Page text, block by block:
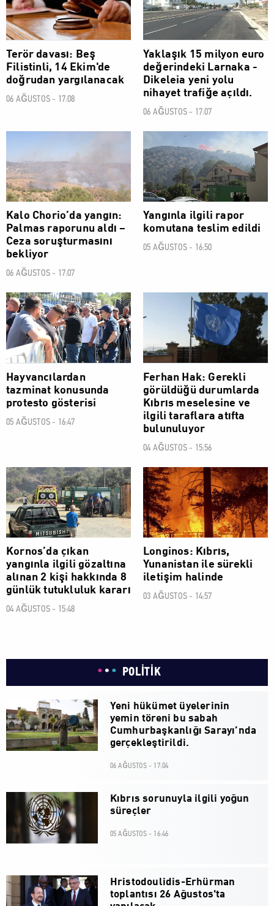
Terör davası: Beş
Filistinli, 14 Ekim'de
doğrudan yargılanacak
06 AĞUSTOS - 17:08
Yaklaşık 15 milyon euro
değerindeki Larnaka -
Dikeleia yeni yolu
nihayet trafiğe açıldı.
06 AĞUSTOS - 17:07
Kalo Chorio’da yangın:
Palmas raporunu aldı –
Ceza soruşturmasını
bekliyor
06 AĞUSTOS - 17:07
SOSYAL
Yangınla ilgili rapor
komutana teslim edildi
05 AĞUSTOS - 16:50
SOSYAL
Hayvancılardan
tazminat konusunda
protesto gösterisi
05 AĞUSTOS - 16:47
SOSYAL
Ferhan Hak: Gerekli
görüldüğü durumlarda
Kıbrıs meselesine ve
ilgili taraflara atıfta
bulunuluyor
04 AĞUSTOS - 15:56
SOSYAL
Kornos’da çıkan
yangınla ilgili gözaltına
alınan 2 kişi hakkında 8
günlük tutukluluk kararı
04 AĞUSTOS - 15:48
SOSYAL
Longinos: Kıbrıs,
Yunanistan ile sürekli
iletişim halinde
03 AĞUSTOS - 14:57
POLİTİK
Yeni hükümet üyelerinin
yemin töreni bu sabah
Cumhurbaşkanlığı Sarayı’nda
gerçekleştirildi.
06 AĞUSTOS - 17:04
Kıbrıs sorunuyla ilgili yoğun
süreçler
05 AĞUSTOS - 16:46
Hristodoulidis-Erhürman
toplantısı 26 Ağustos'ta